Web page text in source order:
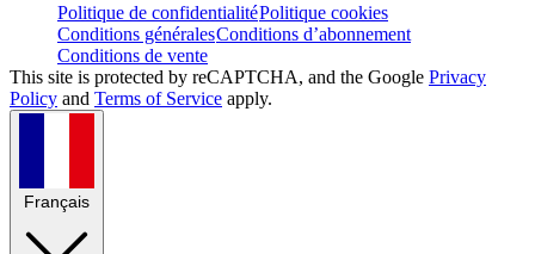
Politique de confidentialitéPolitique cookies
Conditions généralesConditions d’abonnement
Conditions de vente
This site is protected by reCAPTCHA, and the Google Privacy
Policy and Terms of Service apply.
Français